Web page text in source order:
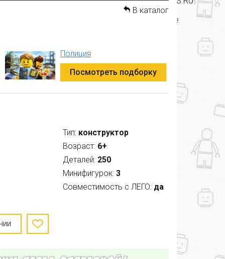
В каталог
Полиция
Посмотреть подборку
Тип: конструктор
Возраст: 6+
Деталей: 250
Минифигурок: 3
Совместимость с ЛЕГО: да